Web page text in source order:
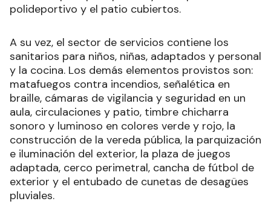
polideportivo y el patio cubiertos.
A su vez, el sector de servicios contiene los
sanitarios para niños, niñas, adaptados y personal
y la cocina. Los demás elementos provistos son:
matafuegos contra incendios, señalética en
braille, cámaras de vigilancia y seguridad en un
aula, circulaciones y patio, timbre chicharra
sonoro y luminoso en colores verde y rojo, la
construcción de la vereda pública, la parquización
e iluminación del exterior, la plaza de juegos
adaptada, cerco perimetral, cancha de fútbol de
exterior y el entubado de cunetas de desagües
pluviales.